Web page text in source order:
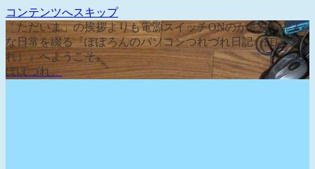
コンテンツへスキップ
「ただいま」の挨拶よりも電源スイッチONのが先な、そん
な日常を綴る『ぽぽろんのパソコンつれづれ日記（ぽぽづ
れ）』へようこそ。
ぽぽづれ。